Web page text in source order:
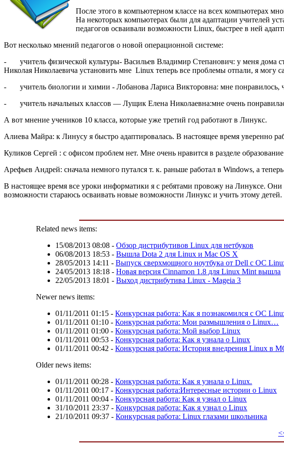
После этого в компьютерном классе на всех компьютерах
На некоторых компьютерах были для адаптации учителей
педагогов осваивали возможности Linux, быстрее в ней
Вот несколько мнений педагогов о новой операционной системе:
- учитель физической культуры- Васильев Владимир Степанович: у меня дома
Николая Николаевича установить мне Linux теперь все проблемы отпали, я могу
- учитель биологии и химии - Лобанова Лариса Викторовна: мне понравилось,
- учитель начальных классов — Лущик Елена Николаевна:мне очень
А вот мнение учеников 10 класса, которые уже третий год работают в Линукс.
Алиева Майра: к Линусу я быстро адаптировалась. В настоящее время уверенно
Куликов Сергей : с офисом проблем нет. Мне очень нравится в разделе
Арефьев Андрей: сначала немного путался т. к. раньше работал в Windows, а
В настоящее время все уроки информатики я с ребятами провожу на Линуксе.
возможности стараюсь осваивать новые возможности Линукс и учить этому детей.
Related news items:
15/08/2013 08:08 -Обзор дистрибутивов Linux для нетбуков
06/08/2013 18:53 -Вышла Dota 2 для Linux и Mac OS X
28/05/2013 14:11 -Выпуск сверхмощного ноутбука от Dell с ОС
24/05/2013 18:18 -Новая версия Cinnamon 1.8 для Linux Mint вышла
22/05/2013 18:01 -Выход дистрибутива Linux - Mageia 3
Newer news items:
01/11/2011 01:15 -Конкурсная работа: Как я познакомился с ОС
01/11/2011 01:10 -Конкурсная работа: Мои размышления о Linux…
01/11/2011 01:00 -Конкурсная работа: Мой выбор Linux
01/11/2011 00:53 -Конкурсная работа: Как я узнала о Linux
01/11/2011 00:42 -Конкурсная работа: История внедрения Linux в
Older news items:
01/11/2011 00:28 -Конкурсная работа: Как я узнала о Linux.
01/11/2011 00:17 -Конкурсная работа:Интересные истории о Linux
01/11/2011 00:04 -Конкурсная работа: Как я узнал о Linux
31/10/2011 23:37 -Конкурсная работа: Как я узнал о Linux
21/10/2011 09:37 -Конкурсная работа: Linux глазами школьника